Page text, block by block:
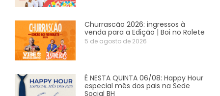
Churrascão 2026: ingressos à
venda para a Edição | Boi no Rolete
5 de agosto de 2026
É NESTA QUINTA 06/08: Happy Hour
especial mês dos pais na Sede
Social BH